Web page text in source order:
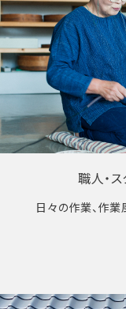
職人・
日々の作業、作業